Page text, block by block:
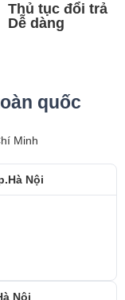
Thủ tục đổi trả
Dễ dàng
quốc
Minh
Nội
Nội